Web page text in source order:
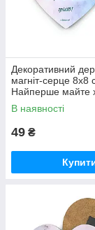
Декоративний
магніт-серце 8х8
Найперше майте
В наявності
49 ₴